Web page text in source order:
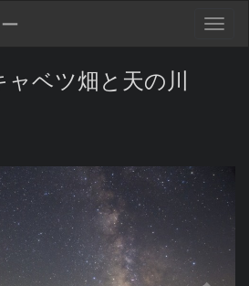
ャベツ畑と天の川